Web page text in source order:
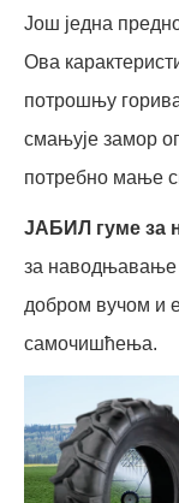
Још једна
Ова
потрошњу
смањује замор
потребно мање
ЈАБИЛ гуме за
за наводњавање
добром вучом и
самочишћења.